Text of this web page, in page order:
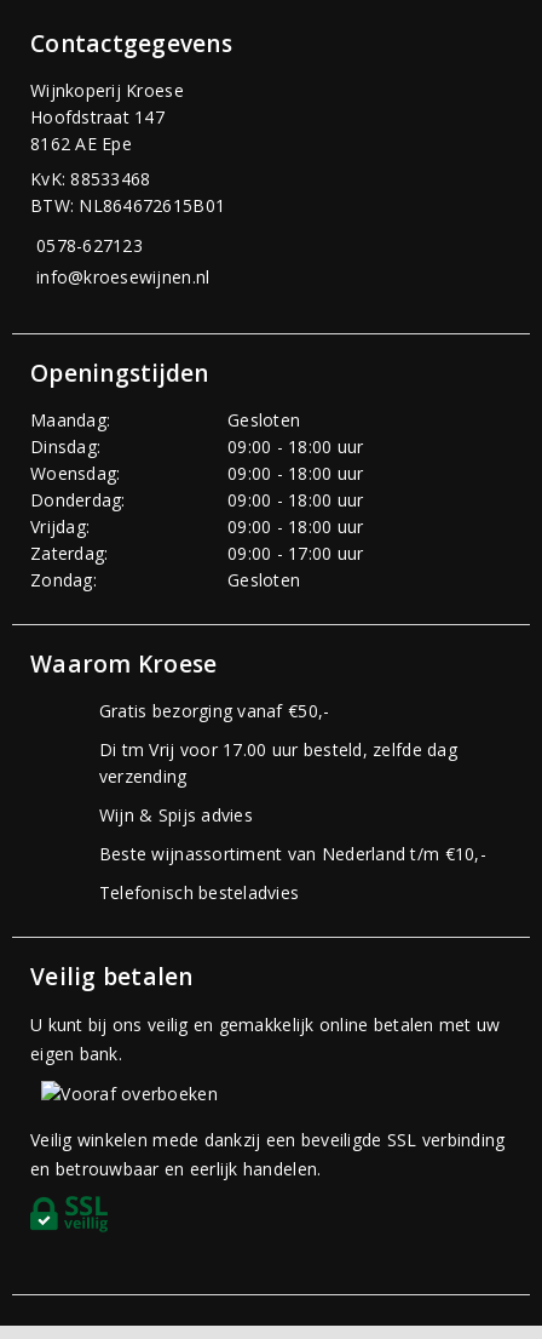
Contactgegevens
Wijnkoperij Kroese
Hoofdstraat 147
8162 AE Epe
KvK: 88533468
BTW: NL864672615B01
0578-627123
info@kroesewijnen.nl
Openingstijden
Maandag:
Gesloten
Dinsdag:
09:00 - 18:00 uur
Woensdag:
09:00 - 18:00 uur
Donderdag:
09:00 - 18:00 uur
Vrijdag:
09:00 - 18:00 uur
Zaterdag:
09:00 - 17:00 uur
Zondag:
Gesloten
Waarom Kroese
Gratis bezorging vanaf €50,-
Di tm Vrij voor 17.00 uur besteld, zelfde dag
verzending
Wijn & Spijs advies
Beste wijnassortiment van Nederland t/m €10,-
Telefonisch besteladvies
Veilig betalen
U kunt bij ons veilig en gemakkelijk online betalen met uw
eigen bank.
Veilig winkelen mede dankzij een beveiligde SSL verbinding
en betrouwbaar en eerlijk handelen.